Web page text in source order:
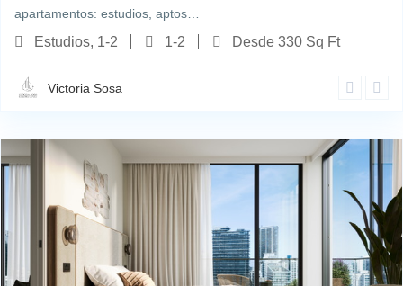
apartamentos: estudios, aptos…
Estudios, 1-2 1-2 Desde 330 Sq Ft
Victoria Sosa